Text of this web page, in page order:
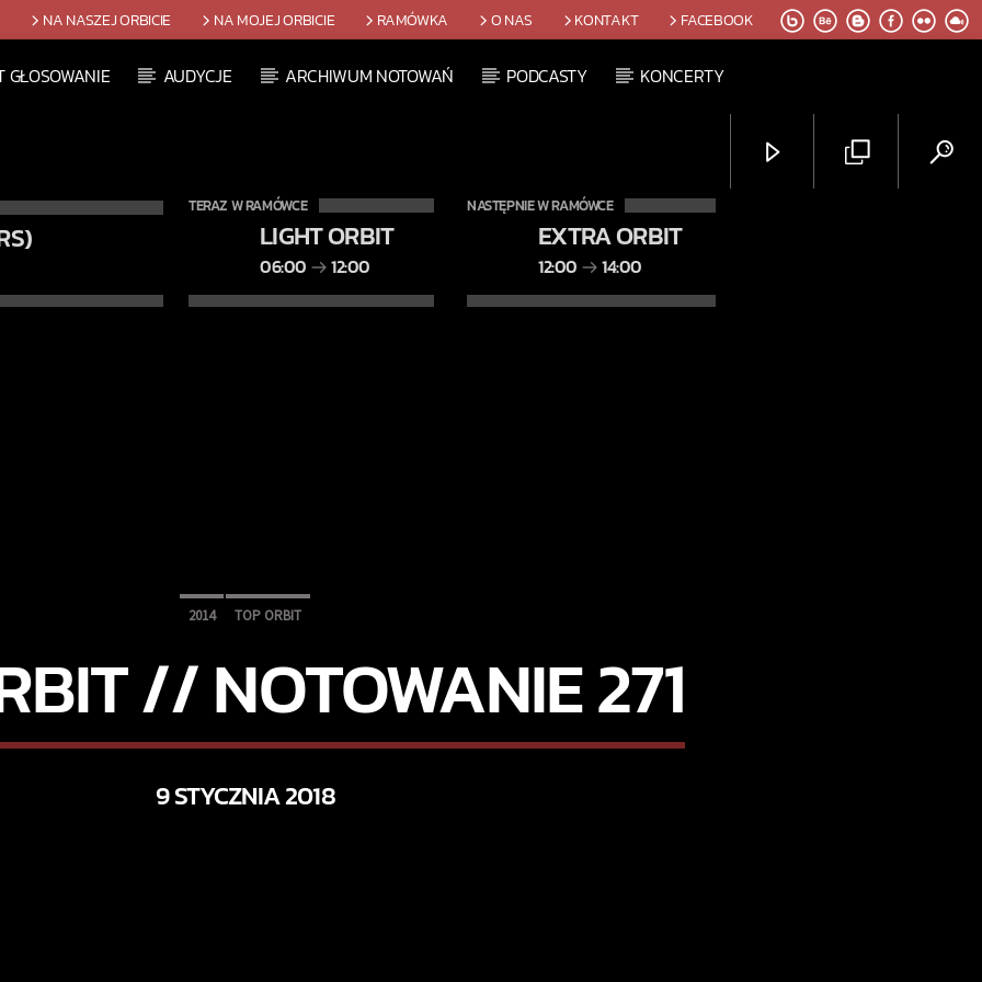
NA NASZEJ ORBICIE NA MOJEJ ORBICIE RAMÓWKA O NAS KONTAKT FACEBOOK
GŁOSOWANIE AUDYCJE ARCHIWUM NOTOWAŃ PODCASTY KONCERTY
TERAZ W RAMÓWCE
LIGHT ORBIT
06:00 12:00
NASTĘPNIE W RAMÓWCE
EXTRA ORBIT
12:00 14:00
2014 TOP ORBIT
// NOTOWANIE 271
9 STYCZNIA 2018